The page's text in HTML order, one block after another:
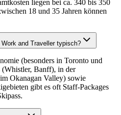
liegen bei ca. 340 bis 350
18 und 35 Jahren können
and Traveller typisch?
(besonders in Toronto und
Banff), in der
Okanagan Valley) sowie
gibt es oft Staff-Packages